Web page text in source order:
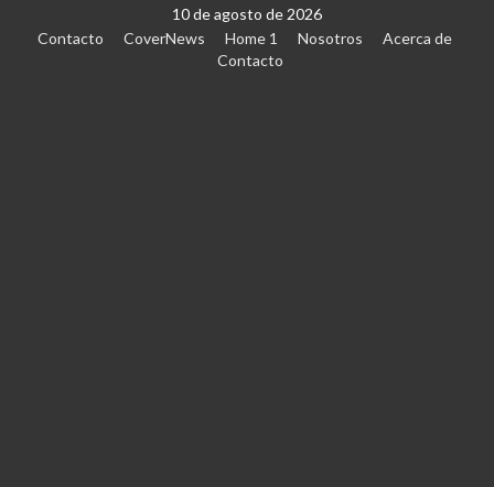
10 de agosto de 2026
Contacto
CoverNews Home 1 Nosotros
Acerca de
Contacto